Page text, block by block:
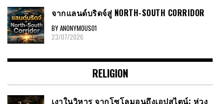
จากแลนด์บริดจ์สู่ NORTH-SOUTH CORRIDOR
BY ANONYMOUS01
23/07/2026
RELIGION
เงาในวิหาร จากโซโลมอนถึงเอปสไตน์: ห่วง